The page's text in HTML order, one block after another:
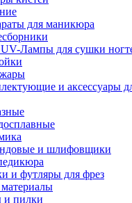
для маникюра
Лампы для сушки
и аксессуары
и шлифовщики
и футляры для фрез
и пилки